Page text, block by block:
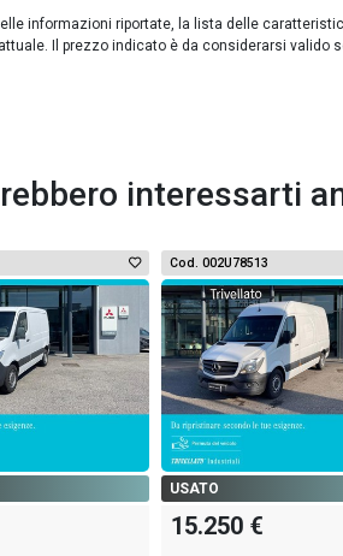
informazioni riportate, la lista delle
Il prezzo indicato è da considerarsi valido
interessarti
Cod. 002U78513
USATO
15.250 €